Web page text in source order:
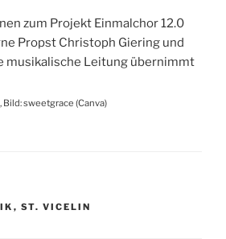
zum Projekt Einmalchor 12.0
Propst Christoph Giering und
musikalische Leitung übernimmt
Bild: sweetgrace (Canva)
, ST. VICELIN